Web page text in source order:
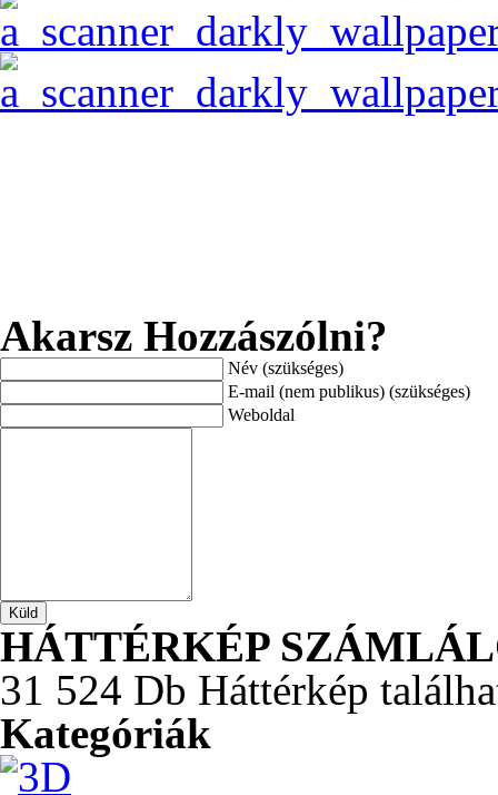
Akarsz Hozzászólni?
Név (szükséges)
E-mail (nem publikus) (szükséges)
Weboldal
HÁTTÉRKÉP
31 524 Db Háttérkép
Kategóriák